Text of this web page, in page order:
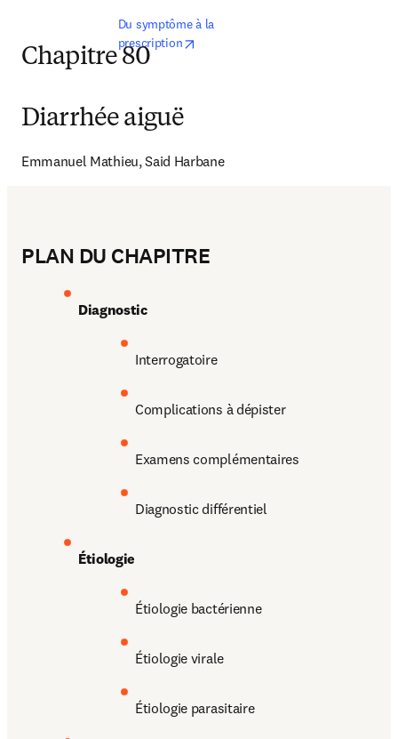
Du symptôme à la
prescription
Chapitre 80
Diarrhée aiguë
Emmanuel Mathieu, Said Harbane
PLAN DU CHAPITRE
Diagnostic
Interrogatoire
Complications à dépister
Examens complémentaires
Diagnostic différentiel
Étiologie
Étiologie bactérienne
Étiologie virale
Étiologie parasitaire